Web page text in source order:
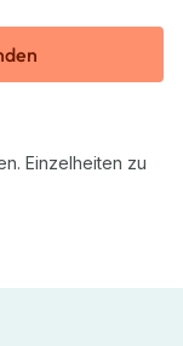
Einzelheiten zu